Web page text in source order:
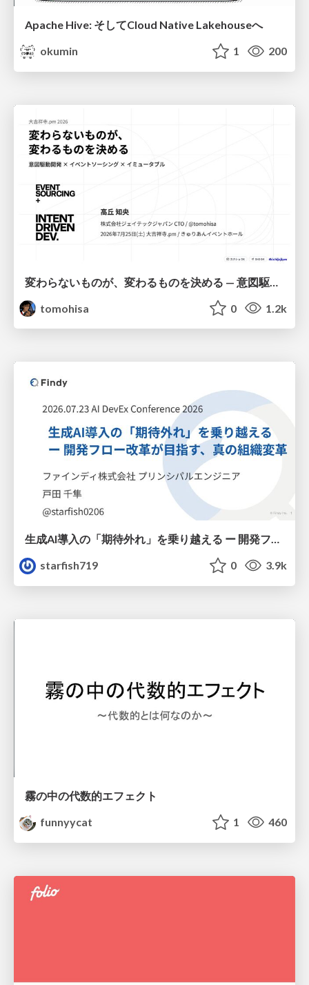
Apache Hive: そしてCloud Native Lakehouseへ
okumin
1 200
tomohisa
0 1.2k
生成AI導入の「期待外れ」を乗り越える ー 開発フロー改革が目指す、真の組織変革
starfish719
0 3.9k
霧の中の代数的エフェクト
funnyycat
1 460